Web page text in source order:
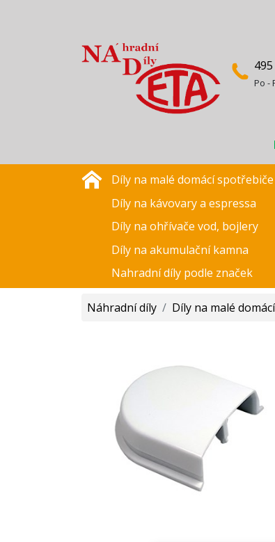
Po -
Díly na malé domácí spotřebiče
Díly na kávovary a espressa
Díly na ohřívače vod, bojlery
Díly na akumulační kamna
Nahradní díly podle značek
Náhradní díly / Díly na malé